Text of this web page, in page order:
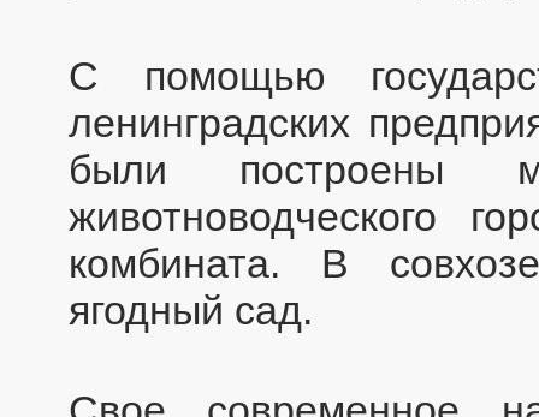
С помощью
ленинградских
были построены
животноводческого
комбината. В
ягодный сад.